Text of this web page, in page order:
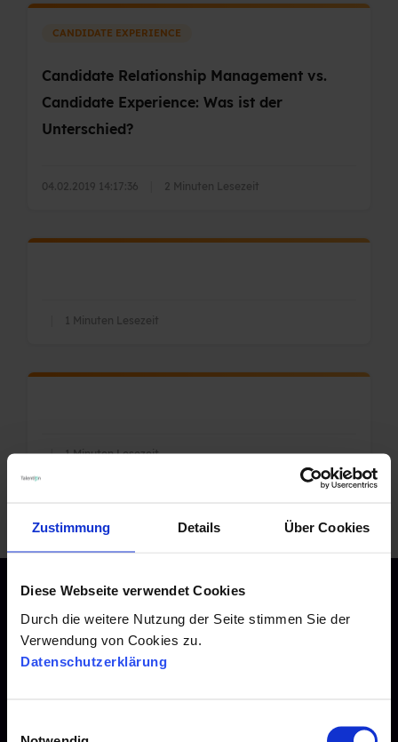
Zustimmung Details Über Cookies
Diese Webseite verwendet Cookies
Durch die weitere Nutzung der Seite stimmen Sie der
Verwendung von Cookies zu.
Datenschutzerklärung
CANDIDATE EXPERIENCE
Candidate Relationship Management vs.
Candidate Experience: Was ist der
Unterschied?
04.02.2019 14:17:36 2 Minuten Lesezeit
1 Minuten Lesezeit
| 1 Minuten Lesezeit
Kontakt